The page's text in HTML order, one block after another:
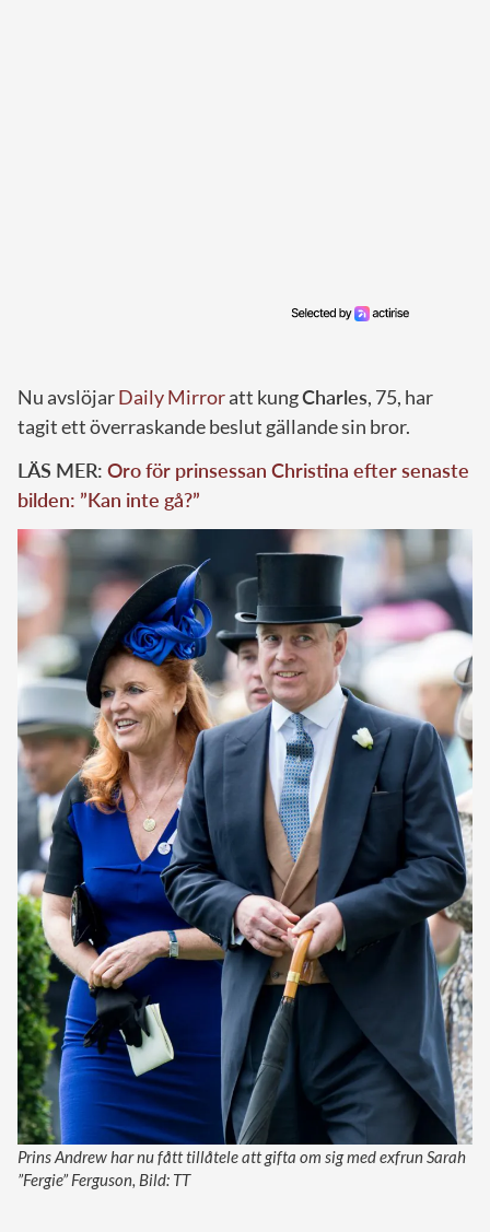
Nu avslöjarDaily Mirroratt kungCharles, 75, har
tagit ett överraskande beslut gällande sin bror.
LÄS MER: Oro för prinsessan Christina efter senaste
bilden: ”Kan inte gå?”
Prins Andrew har nu fått tillåtele att gifta om sig med exfrun Sarah
”Fergie” Ferguson, Bild: TT